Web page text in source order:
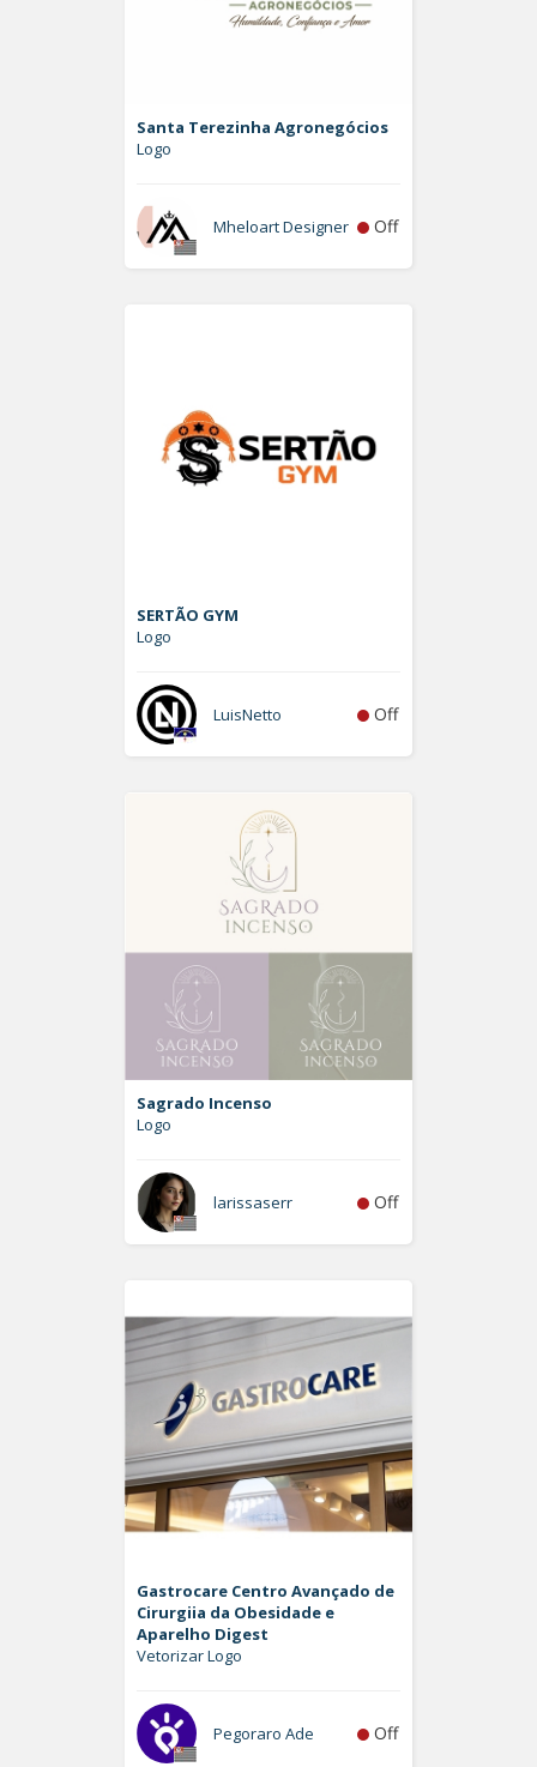
Santa Terezinha Agronegócios
Logo
Mheloart Designer Off
SERTÃO GYM
Logo
LuisNetto Off
Sagrado Incenso
Logo
larissaserr Off
Gastrocare Centro Avançado de
Cirurgiia da Obesidade e
Aparelho Digest
Vetorizar Logo
Pegoraro Ade Off